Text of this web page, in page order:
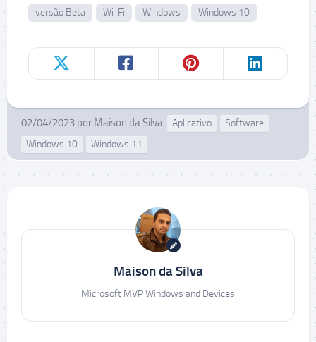
versão Beta
Wi-Fi Windows Windows 10
02/04/2023 por Maison da Silva Aplicativo
Software
Windows 10
Windows 11
Maison da Silva
Microsoft MVP Windows and Devices